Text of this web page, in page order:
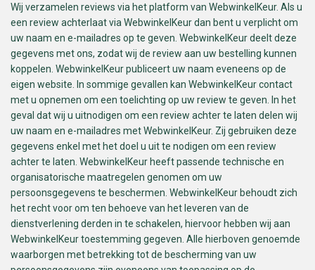
Wij verzamelen reviews via het platform van WebwinkelKeur. Als u
een review achterlaat via WebwinkelKeur dan bent u verplicht om
uw naam en e-mailadres op te geven. WebwinkelKeur deelt deze
gegevens met ons, zodat wij de review aan uw bestelling kunnen
koppelen. WebwinkelKeur publiceert uw naam eveneens op de
eigen website. In sommige gevallen kan WebwinkelKeur contact
met u opnemen om een toelichting op uw review te geven. In het
geval dat wij u uitnodigen om een review achter te laten delen wij
uw naam en e-mailadres met WebwinkelKeur. Zij gebruiken deze
gegevens enkel met het doel u uit te nodigen om een review
achter te laten. WebwinkelKeur heeft passende technische en
organisatorische maatregelen genomen om uw
persoonsgegevens te beschermen. WebwinkelKeur behoudt zich
het recht voor om ten behoeve van het leveren van de
dienstverlening derden in te schakelen, hiervoor hebben wij aan
WebwinkelKeur toestemming gegeven. Alle hierboven genoemde
waarborgen met betrekking tot de bescherming van uw